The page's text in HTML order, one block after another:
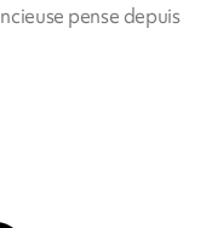
pense depuis